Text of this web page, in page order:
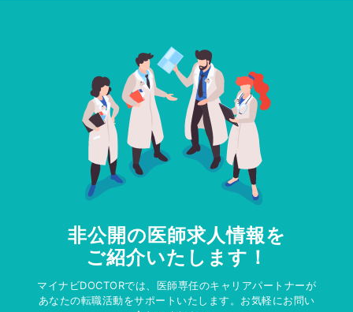
非公開の医師求人情報を
ご紹介いたします！
マイナビDOCTORでは、医師専任のキャリアパートナーが
あなたの転職活動をサポートいたします。お気軽にお問い